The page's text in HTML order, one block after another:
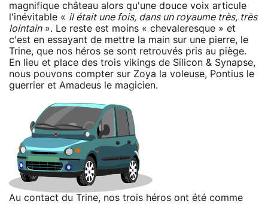
magnifique château alors qu'une douce voix articule
l'inévitable « il était une fois, dans un royaume très, très
lointain». Le reste est moins « chevaleresque » et
c'est en essayant de mettre la main sur une pierre, le
Trine, que nos héros se sont retrouvés pris au piège.
En lieu et place des trois vikings de Silicon & Synapse,
nous pouvons compter sur Zoya la voleuse, Pontius le
guerrier et Amadeus le magicien.
Au contact du Trine, nos trois héros ont été comme